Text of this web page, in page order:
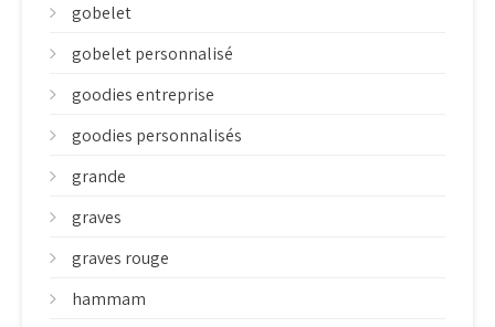
gobelet
gobelet personnalisé
goodies entreprise
goodies personnalisés
grande
graves
graves rouge
hammam